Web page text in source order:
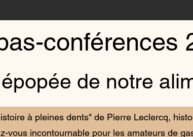
conférences
de notre
à pleines dents" de Pierre Leclercq,
vous incontournable pour les amateurs de